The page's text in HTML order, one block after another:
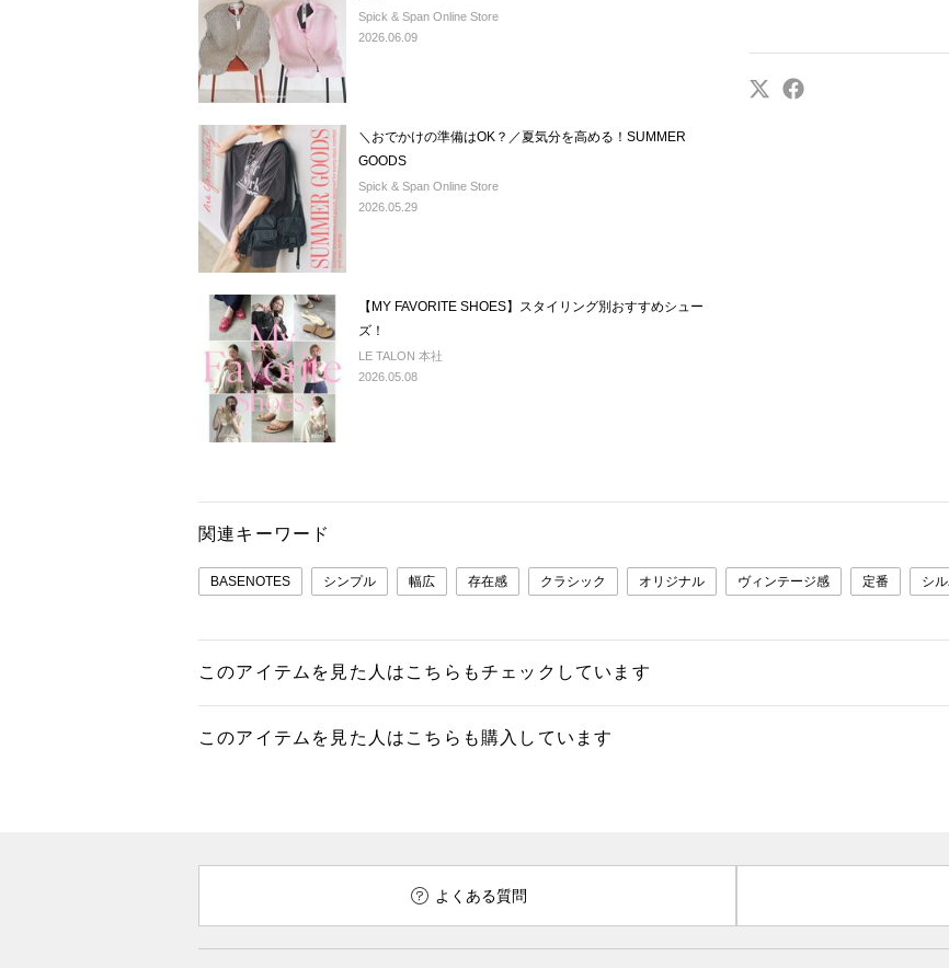
Spick & Span Online Store
2026.06.09
＼おでかけの準備はOK？／夏気分を高める！SUMMER
GOODS
Spick & Span Online Store
2026.05.29
【MY FAVORITE SHOES】スタイリング別おすすめシュー
ズ！
LE TALON 本社
2026.05.08
関連キーワード
BASENOTES シンプル 幅広 存在感 クラシック オリジナル ヴィンテージ感 定番 シ
このアイテムを見た人はこちらもチェックしています
このアイテムを見た人はこちらも購入しています
よくある質問